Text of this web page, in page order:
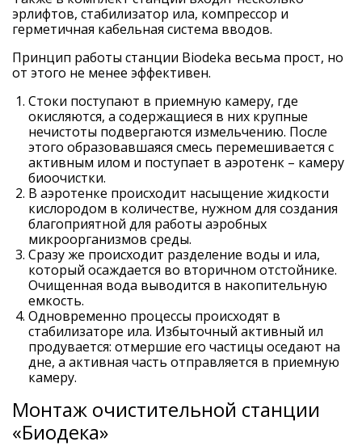
эрлифтов, стабилизатор ила, компрессор и
герметичная кабельная система вводов.
Принцип работы станции Biodeka весьма прост, но
от этого не менее эффективен.
Стоки поступают в приемную камеру, где
окисляются, а содержащиеся в них крупные
нечистоты подвергаются измельчению. После
этого образовавшаяся смесь перемешивается с
активным илом и поступает в аэротенк – камеру
биоочистки.
В аэротенке происходит насыщение жидкости
кислородом в количестве, нужном для создания
благоприятной для работы аэробных
микроорганизмов среды.
Сразу же происходит разделение воды и ила,
который осаждается во вторичном отстойнике.
Очищенная вода выводится в накопительную
емкость.
Одновременно процессы происходят в
стабилизаторе ила. Избыточный активный ил
продувается: отмершие его частицы оседают на
дне, а активная часть отправляется в приемную
камеру.
Монтаж очистительной станции
«Биодека»